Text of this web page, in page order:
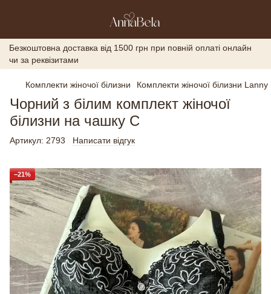
Безкоштовна доставка від 1500 грн при повній оплаті онлайн
чи за реквізитами
Комплекти жіночої білизни Комплекти жіночої білизни
Чорний з білим комплект жіночої
білизни на чашку С
Артикул: 2793 Написати відгук
−21%